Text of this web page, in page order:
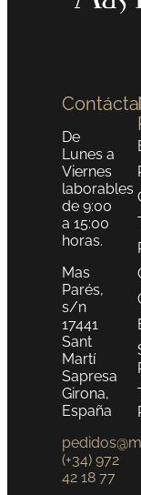
De
Lunes a
Viernes
laborables
de 9:00
a 15:00
horas.
Mas
Parés,
s/n
17441
Sant
Martí
Sapresa
Girona,
España
(+34) 972
42 18 77